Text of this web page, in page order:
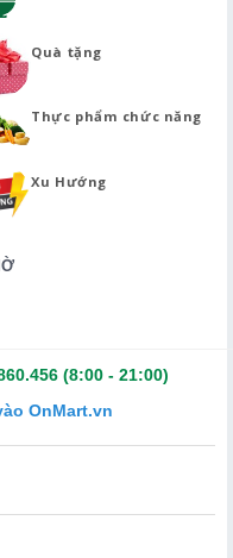
Quà tặng
Thực phẩm chức năng
Xu Hướng
(8:00 - 21:00)
OnMart.vn